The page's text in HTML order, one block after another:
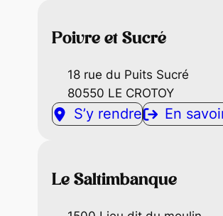
Poivre et Sucré
18 rue du Puits Sucré
80550 LE CROTOY
S’y rendre En
Le Saltimbanque